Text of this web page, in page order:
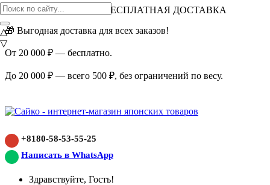
ВНИМАНИЕ АКЦИЯ!
БЕСПЛАТНАЯ ДОСТАВКА
🎁 Выгодная доставка для всех заказов!
От 20 000 ₽ — бесплатно.
До 20 000 ₽ — всего 500 ₽, без ограничений по весу.
+8180-58-53-55-25
Написать в WhatsApp
Здравствуйте, Гость!
△
▽